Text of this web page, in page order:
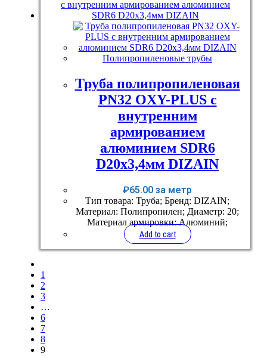
Полипропиленовые трубы
Труба полипропиленовая
PN32 OXY-PLUS с
внутренним
армированием
алюминием SDR6
D20x3,4мм DIZAIN
₽65.00 за метр
Тип товара: Труба; Бренд: DIZAIN;
Материал: Полипропилен; Диаметр: 20;
Материал армировки: Алюминий;
Add to cart
1
2
3
…
6
7
8
9